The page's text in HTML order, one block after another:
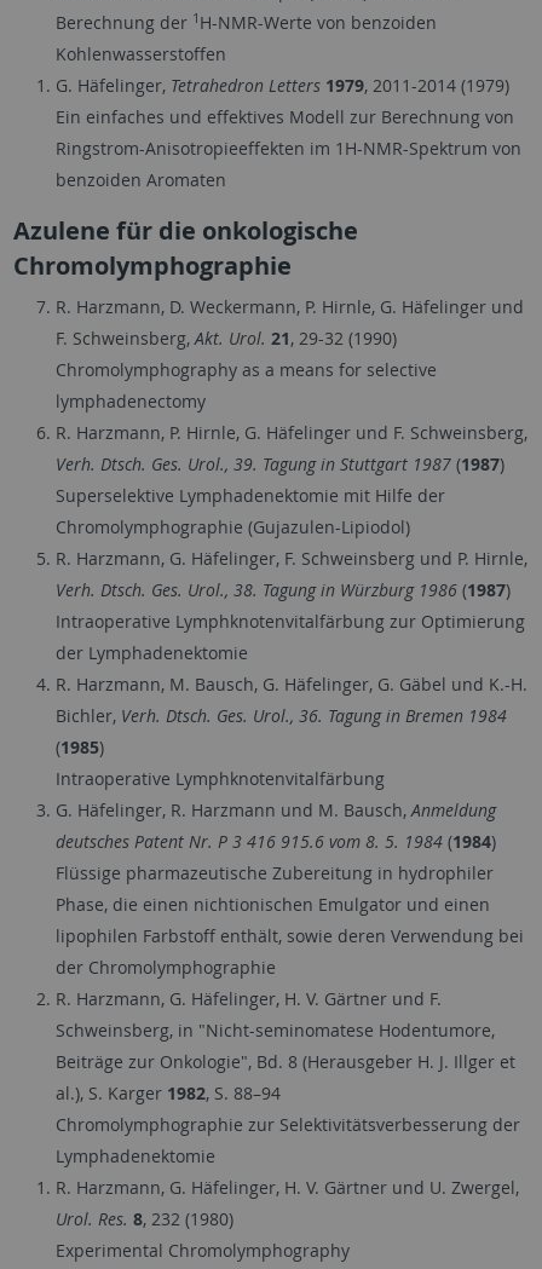
Berechnung der 1 H-NMR-Werte von benzoiden
Kohlenwasserstoffen
G. Häfelinger, Tetrahedron Letters 1979, 2011-2014 (1979)
Ein einfaches und effektives Modell zur Berechnung von
Ringstrom-Anisotropieeffekten im 1H-NMR-Spektrum von
benzoiden Aromaten
Azulene für die onkologische
Chromolymphographie
R. Harzmann, D. Weckermann, P. Hirnle, G. Häfelinger und
F. Schweinsberg, Akt. Urol. 21, 29-32 (1990)
Chromolymphography as a means for selective
lymphadenectomy
R. Harzmann, P. Hirnle, G. Häfelinger und F. Schweinsberg,
Verh. Dtsch. Ges. Urol., 39. Tagung in Stuttgart 1987(1987)
Superselektive Lymphadenektomie mit Hilfe der
Chromolymphographie (Gujazulen-Lipiodol)
R. Harzmann, G. Häfelinger, F. Schweinsberg und P. Hirnle,
Verh. Dtsch. Ges. Urol., 38. Tagung in Würzburg 1986(1987)
Intraoperative Lymphknotenvitalfärbung zur Optimierung
der Lymphadenektomie
R. Harzmann, M. Bausch, G. Häfelinger, G. Gäbel und K.-H.
Bichler, Verh. Dtsch. Ges. Urol., 36. Tagung in Bremen 1984
(1985)
Intraoperative Lymphknotenvitalfärbung
G. Häfelinger, R. Harzmann und M. Bausch, Anmeldung
deutsches Patent Nr. P 3 416 915.6 vom 8. 5. 1984(1984)
Flüssige pharmazeutische Zubereitung in hydrophiler
Phase, die einen nichtionischen Emulgator und einen
lipophilen Farbstoff enthält, sowie deren Verwendung bei
der Chromolymphographie
R. Harzmann, G. Häfelinger, H. V. Gärtner und F.
Schweinsberg, in "Nicht-seminomatese Hodentumore,
Beiträge zur Onkologie", Bd. 8 (Herausgeber H. J. Illger et
al.), S. Karger 1982, S. 88–94
Chromolymphographie zur Selektivitätsverbesserung der
Lymphadenektomie
R. Harzmann, G. Häfelinger, H. V. Gärtner und U. Zwergel,
Urol. Res. 8, 232 (1980)
Experimental Chromolymphography